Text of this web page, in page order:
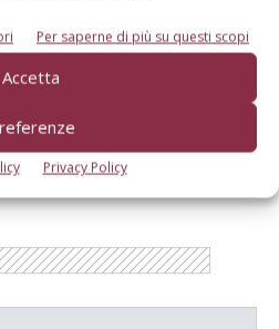
Per saperne di più su questi scopi
Accetta
Privacy Policy
dalle aziende